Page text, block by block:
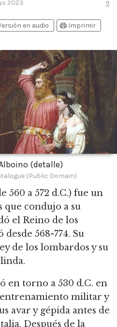
2023 2
en audio print Imprimir
(detalle)
(Public Domain)
560 a 572 d.C.) fue un
que condujo a su
el Reino de los
568-774. Su
de los lombardos y su
en torno a 530 d.C. en
militar y
avar y gépida antes de
Después de la